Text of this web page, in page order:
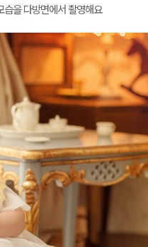
습을 다방면에서 촬영해요